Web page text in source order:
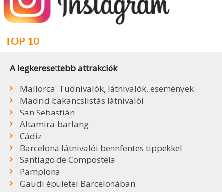
TOP 10
A legkeresettebb attrakciók
Mallorca: Tudnivalók, látnivalók, események
Madrid bakancslistás látnivalói
San Sebastián
Altamira-barlang
Cádiz
Barcelona látnivalói bennfentes tippekkel
Santiago de Compostela
Pamplona
Gaudi épületei Barcelonában